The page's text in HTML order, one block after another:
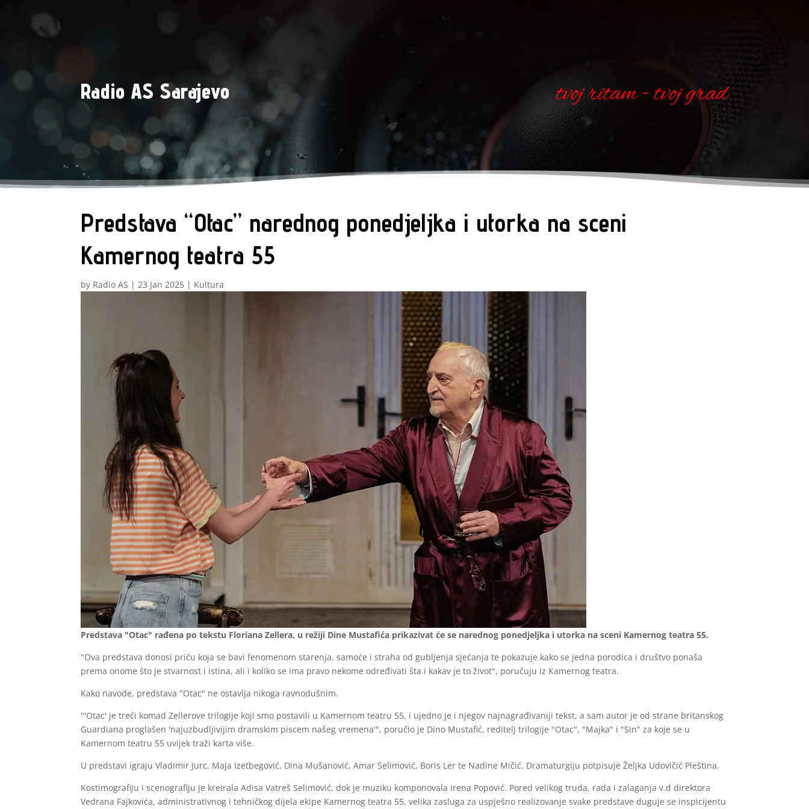
Radio AS Sarajevo tvoj ritam - tvoj grad
Predstava “Otac” narednog ponedjeljka i utorka na sceni
Kamernog teatra 55
by Radio AS | 23 Jan 2025 | Kultura
Predstava "Otac" rađena po tekstu Floriana Zellera, u režiji Dine Mustafića prikazivat će se narednog ponedjeljka i utorka na sceni Kamernog teatra 55.
"Ova predstava donosi priču koja se bavi fenomenom starenja, samoće i straha od gubljenja sjećanja te pokazuje kako se jedna porodica i društvo ponaša
prema onome što je stvarnost i istina, ali i koliko se ima pravo nekome određivati šta i kakav je to život", poručuju iz Kamernog teatra.
Kako navode, predstava "Otac" ne ostavlja nikoga ravnodušnim.
"'Otac' je treći komad Zellerove trilogije koji smo postavili u Kamernom teatru 55, i ujedno je i njegov najnagrađivaniji tekst, a sam autor je od strane britanskog
Guardiana proglašen 'najuzbudljivijim dramskim piscem našeg vremena'", poručio je Dino Mustafić, reditelj trilogije "Otac", "Majka" i "Sin" za koje se u
Kamernom teatru 55 uvijek traži karta više.
U predstavi igraju Vladimir Jurc, Maja Izetbegović, Dina Mušanović, Amar Selimović, Boris Ler te Nadine Mičić. Dramaturgiju potpisuje Željka Udovičić Pleština.
Kostimografiju i scenografiju je kreirala Adisa Vatreš Selimović, dok je muziku komponovala Irena Popović. Pored velikog truda, rada i zalaganja v.d direktora
Vedrana Fajkovića, administrativnog i tehničkog dijela ekipe Kamernog teatra 55, velika zasluga za uspješno realizovanje svake predstave duguje se inspicijentu